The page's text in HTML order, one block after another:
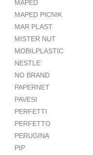
MAPED
MAPED PICNIK
MAR PLAST
MISTER NUT
MOBILPLASTIC
NESTLE`
NO BRAND
PAPERNET
PAVESI
PERFETTI
PERFETTO
PERUGINA
PIP